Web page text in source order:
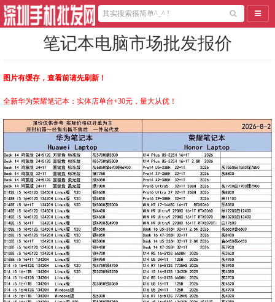
导航
笔记本电脑市场批发报价
图片有缓存，查看前请先刷新！
全新华为荣耀笔记本：实体店单台+30元，量大从优！